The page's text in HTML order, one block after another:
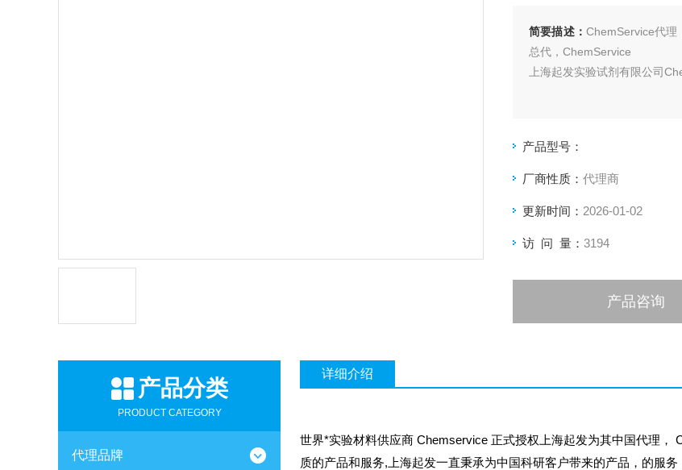
简要描述： ChemService代理
总代，ChemService
上海起发实验试剂有限公司
产品型号：
厂商性质： 代理商
更新时间： 2026-01-02
访 问 量： 3194
产品咨询
产品分类
PRODUCT CATEGORY
代理品牌
详细介绍
世界*实验材料供应商 Chemservice 正式授权上海起发为其中国代理
质的产品和服务,上海起发一直秉承为中国科研客户带来的产品，的服